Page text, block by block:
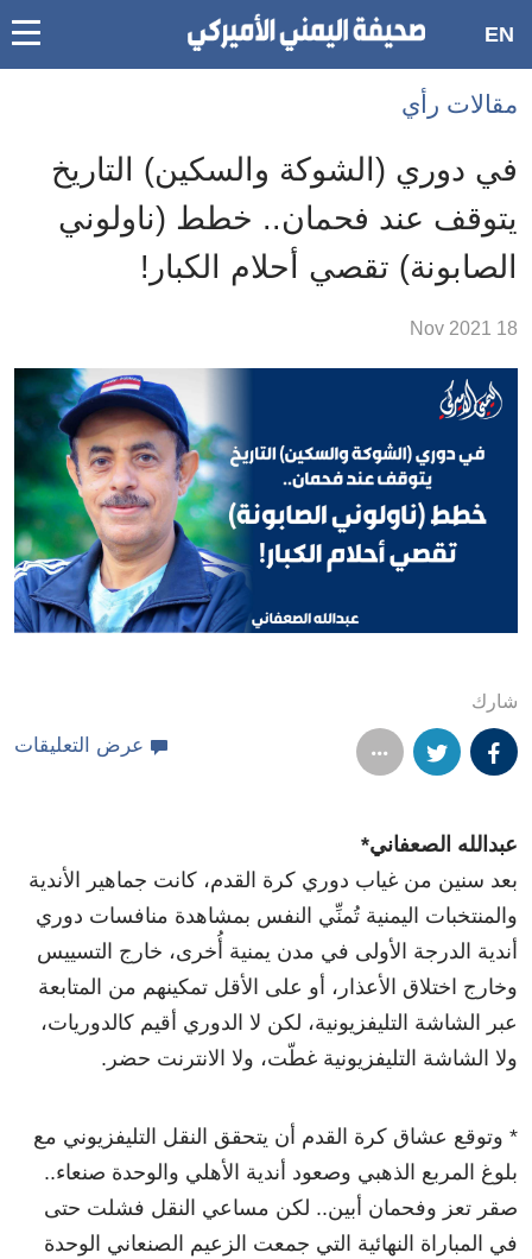
Accessibility
links
الرئيسي
الأقسام
Skip
to
Search
EN
مقالات رأي
في دوري (الشوكة والسكين) التاريخ
يتوقف عند فحمان.. خطط (ناولوني
الصابونة) تقصي أحلام الكبار!
18 Nov 2021
شارك
عرض التعليقات
عبدالله الصعفاني*
بعد سنين من غياب دوري كرة القدم، كانت جماهير الأندية
والمنتخبات اليمنية تُمنِّي النفس بمشاهدة منافسات دوري
أندية الدرجة الأولى في مدن يمنية أُخرى، خارج التسييس
وخارج اختلاق الأعذار، أو على الأقل تمكينهم من المتابعة
عبر الشاشة التليفزيونية، لكن لا الدوري أقيم كالدوريات،
ولا الشاشة التليفزيونية غطّت، ولا الانترنت حضر.
* وتوقع عشاق كرة القدم أن يتحقق النقل التليفزيوني مع
بلوغ المربع الذهبي وصعود أندية الأهلي والوحدة صنعاء..
صقر تعز وفحمان أبين.. لكن مساعي النقل فشلت حتى
في المباراة النهائية التي جمعت الزعيم الصنعاني الوحدة